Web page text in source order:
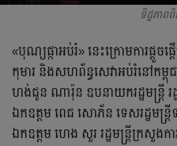
ទិដ្ឋភាព
«បុណ្យ​ផ្កា​អប់រំ» នេះ​ក្រោម​ការ​ផ្ដួច
កុមារ​ និង​សហព័ន្ធសេវាអប់រំ​នៅ​កម្
ហង់​ជូន​ ណារ៉ុន ឧបនាយករដ្ឋមន្ត្រី​
ឯកឧត្ដម​ ពេជ សោភ័ន ទេសរដ្ឋមន្
ឯកឧត្ដម​ ហេង​ សួរ​ រដ្ឋមន្ត្រី​ក្រសួង​ក